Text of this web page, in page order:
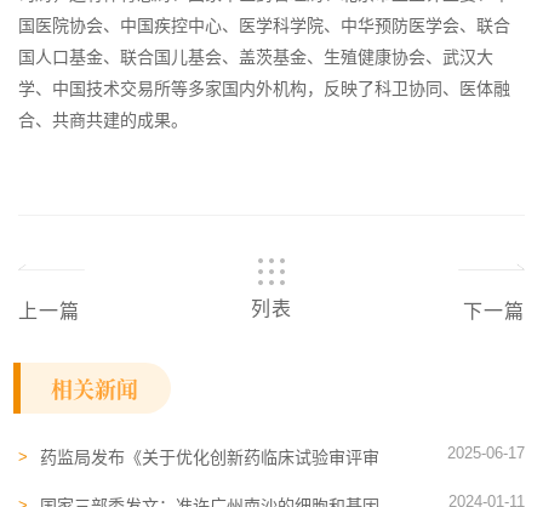
国医院协会、中国疾控中心、医学科学院、中华预防医学会、联合
国人口基金、联合国儿基会、盖茨基金、生殖健康协会、武汉大
学、中国技术交易所等多家国内外机构，反映了科卫协同、医体融
合、共商共建的成果。
上一篇 列表 下一篇
相关新闻
药监局发布《关于优化创新药临床试验审评审
2025-06-17
2024-01-11